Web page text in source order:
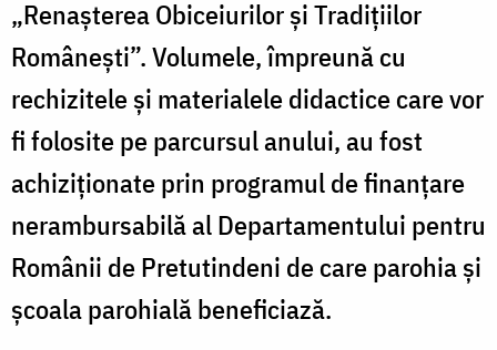
„Renașterea Obiceiurilor și Tradițiilor
Românești”. Volumele, împreună cu
rechizitele și materialele didactice care vor
fi folosite pe parcursul anului, au fost
achiziționate prin programul de finanțare
nerambursabilă al Departamentului pentru
Românii de Pretutindeni de care parohia și
școala parohială beneficiază.